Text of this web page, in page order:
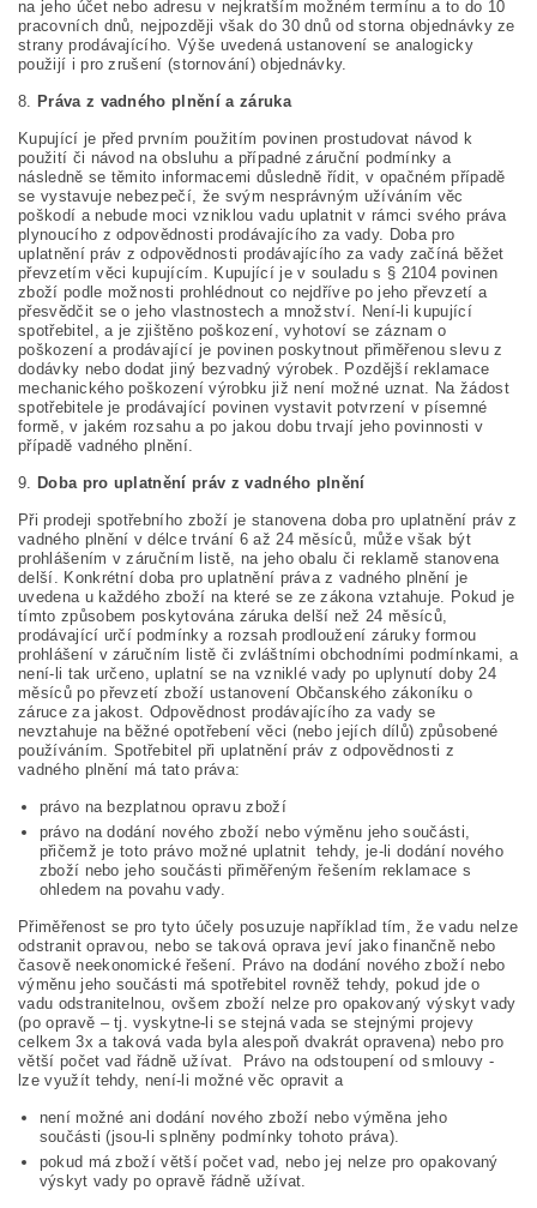
na jeho účet nebo adresu v nejkratším možném termínu a to do 10
pracovních dnů, nejpozději však do 30 dnů od storna objednávky ze
strany prodávajícího. Výše uvedená ustanovení se analogicky
použijí i pro zrušení (stornování) objednávky.
8. Práva z vadného plnění a záruka
Kupující je před prvním použitím povinen prostudovat návod k
použití či návod na obsluhu a případné záruční podmínky a
následně se těmito informacemi důsledně řídit, v opačném případě
se vystavuje nebezpečí, že svým nesprávným užíváním věc
poškodí a nebude moci vzniklou vadu uplatnit v rámci svého práva
plynoucího z odpovědnosti prodávajícího za vady. Doba pro
uplatnění práv z odpovědnosti prodávajícího za vady začíná běžet
převzetím věci kupujícím. Kupující je v souladu s § 2104 povinen
zboží podle možnosti prohlédnout co nejdříve po jeho převzetí a
přesvědčit se o jeho vlastnostech a množství. Není-li kupující
spotřebitel, a je zjištěno poškození, vyhotoví se záznam o
poškození a prodávající je povinen poskytnout přiměřenou slevu z
dodávky nebo dodat jiný bezvadný výrobek. Pozdější reklamace
mechanického poškození výrobku již není možné uznat. Na žádost
spotřebitele je prodávající povinen vystavit potvrzení v písemné
formě, v jakém rozsahu a po jakou dobu trvají jeho povinnosti v
případě vadného plnění.
9. Doba pro uplatnění práv z vadného plnění
Při prodeji spotřebního zboží je stanovena doba pro uplatnění práv z
vadného plnění v délce trvání 6 až 24 měsíců, může však být
prohlášením v záručním listě, na jeho obalu či reklamě stanovena
delší. Konkrétní doba pro uplatnění práva z vadného plnění je
uvedena u každého zboží na které se ze zákona vztahuje. Pokud je
tímto způsobem poskytována záruka delší než 24 měsíců,
prodávající určí podmínky a rozsah prodloužení záruky formou
prohlášení v záručním listě či zvláštními obchodními podmínkami, a
není-li tak určeno, uplatní se na vzniklé vady po uplynutí doby 24
měsíců po převzetí zboží ustanovení Občanského zákoníku o
záruce za jakost. Odpovědnost prodávajícího za vady se
nevztahuje na běžné opotřebení věci (nebo jejích dílů) způsobené
používáním. Spotřebitel při uplatnění práv z odpovědnosti z
vadného plnění má tato práva:
právo na bezplatnou opravu zboží
právo na dodání nového zboží nebo výměnu jeho součásti,
přičemž je toto právo možné uplatnit tehdy, je-li dodání nového
zboží nebo jeho součásti přiměřeným řešením reklamace s
ohledem na povahu vady.
Přiměřenost se pro tyto účely posuzuje například tím, že vadu nelze
odstranit opravou, nebo se taková oprava jeví jako finančně nebo
časově neekonomické řešení. Právo na dodání nového zboží nebo
výměnu jeho součásti má spotřebitel rovněž tehdy, pokud jde o
vadu odstranitelnou, ovšem zboží nelze pro opakovaný výskyt vady
(po opravě – tj. vyskytne-li se stejná vada se stejnými projevy
celkem 3x a taková vada byla alespoň dvakrát opravena) nebo pro
větší počet vad řádně užívat. Právo na odstoupení od smlouvy -
lze využít tehdy, není-li možné věc opravit a
není možné ani dodání nového zboží nebo výměna jeho
součásti (jsou-li splněny podmínky tohoto práva).
pokud má zboží větší počet vad, nebo jej nelze pro opakovaný
výskyt vady po opravě řádně užívat.